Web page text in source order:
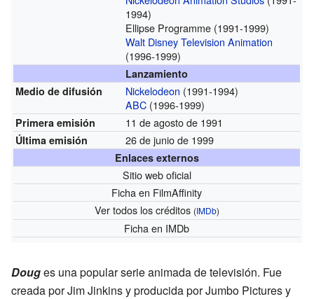
1994)
Ellipse Programme (1991-1999)
Walt Disney Television Animation
(1996-1999)
Lanzamiento
Medio de difusión
Nickelodeon (1991-1994)
ABC (1996-1999)
Primera emisión 11 de agosto de 1991
Última emisión 26 de junio de 1999
Enlaces externos
Sitio web oficial
Fichaen FilmAffinity
Ver todos los créditos (IMDb)
Fichaen IMDb
Douges una popular serie animada de televisión. Fue
creada por Jim Jinkins y producida por Jumbo Pictures y